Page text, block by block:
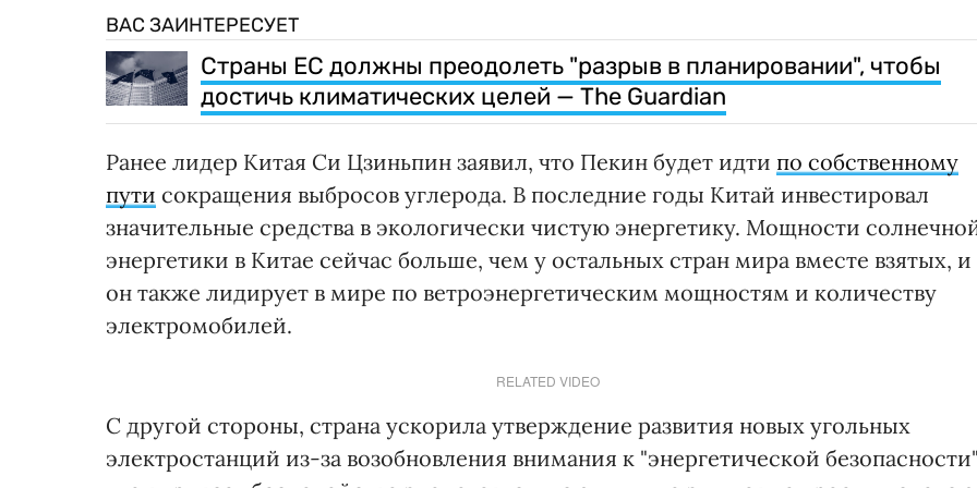
ВАС ЗАИНТЕРЕСУЕТ
Страны ЕС должны преодолеть "разрыв в планировании", чтобы
достичь климатических целей — The Guardian
Ранее лидер Китая Си Цзиньпин заявил, что Пекин будет идти по собственному
пути сокращения выбросов углерода. В последние годы Китай инвестировал
значительные средства в экологически чистую энергетику. Мощности
энергетики в Китае сейчас больше, чем у остальных стран мира вместе взятых, и
он также лидирует в мире по ветроэнергетическим мощностям и количеству
электромобилей.
RELATED VIDEO
С другой стороны, страна ускорила утверждение развития новых угольных
электростанций из-за возобновления внимания к "энергетической